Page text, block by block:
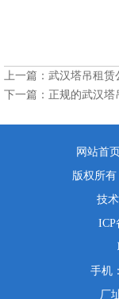
上一篇： 武汉塔吊租赁
下一篇： 正规的武汉塔
网站首页
版权所
技
ICP
手机
厂